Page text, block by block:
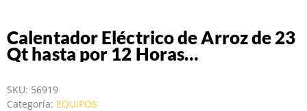
Calentador Eléctrico de Arroz de 23
Qt hasta por 12 Horas
SKU: 56919
Categoría: EQUIPOS